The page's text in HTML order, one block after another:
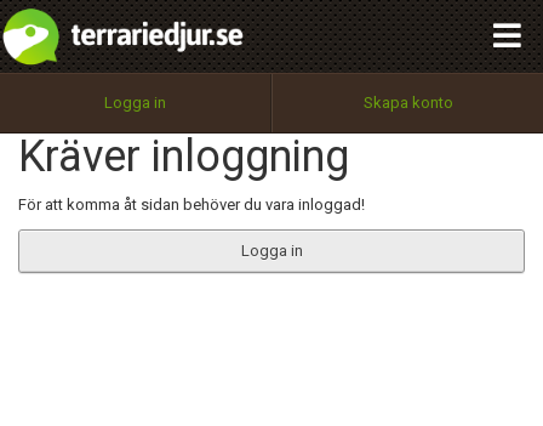
Logga in Skapa konto
Kräver inloggning
För att komma åt sidan behöver du vara inloggad!
Logga in
Utför
100%
OK
integritetspolicy
Namn:
Epost:
Begär nytt lösenord
Tillbaka till förstasidan